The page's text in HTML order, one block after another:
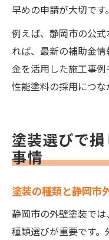
早めの申請が大切です。
例えば、静岡市の公
れば、最新の補助金
金を活用した施工事
性能塗料の採用につな
塗装選びで
事情
塗装の種類と静岡市
静岡市の外壁塗装で
種類選びが重要です